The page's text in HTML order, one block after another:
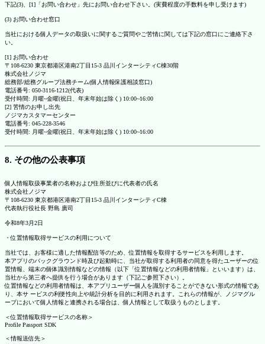
下記(3)、[1]「お問い合わせ」先にお問い合わせ下さい。(実費程度の手数料を申し受けます)
(3) お問い合わせ窓口
当社における個人データの取扱いに関するご質問やご苦情に関しては下記の窓口にご連絡下さ
い。
[1] お問い合わせ
〒108-6230 東京都港区港南2丁目15-3 品川インターシティC棟30階
株式会社ノジマ
総務部/総務グループ法務チーム(個人情報保護相談窓口)
電話番号: 050-3116-1212(代表)
受付時間: 月曜~金曜(祝日、年末年始は除く) 10:00~16:00
[2] 苦情のお申し出先
ノジマカスタマーセンター
電話番号: 045-228-3546
受付時間: 月曜~金曜(祝日、年末年始は除く) 10:00~16:00
8. その他の公表事項
個人情報取扱事業者の名称および住所並びに代表者の氏名
株式会社ノジマ
〒108-6230 東京都港区港南2丁目15-3 品川インターシティC棟
代表執行役社長 野島 廣司
令和8年3月2日
・位置情報取得サービスの利用について
当社では、お客様に適した情報配信等のため、位置情報を取得するサービスを利用します。
本アプリのバックグラウンド時及び起動時に、当社が取得する利用者の同意を得たユーザーの位
置情報、端末の個体識別情報などの情報（以下「位置情報などの利用者情報」といいます）は、
当社から第三者へ提供を行う場合があります（下記ご参照下さい）。
位置情報などの利用者情報は、本アプリユーザー個人を識別することができない形式の情報であ
り、本サ ービスの利便性向上や統計分析を目的に利用されます。これらの情報が、ノジマグル
ープにおいて個人情報と連携される場合は、個人情報として取扱うものとします。
＜位置情報取得サービスの名称＞
Profile Passport SDK
＜情報送信先＞